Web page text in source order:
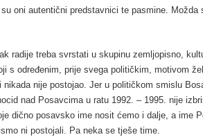
oni autentični predstavnici te pasmine. Možda
radije treba svrstati u skupinu zemljopisno,
s određenim, prije svega političkim, motivom
nije postojao. Jer u političkom smislu
nad Posavcima u ratu 1992. – 1995. nije
dično posavsko ime nosit ćemo i dalje, a ime
ni postojali. Pa neka se tješe time.